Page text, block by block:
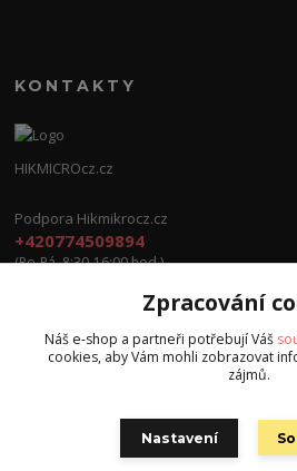
KONTAKTY
HIKMICROcz.cz
Podpora Hikmikrocz.cz
+420774509894
(Po-Pá, 8:30-16:00 hod.)
info@hikmicrocz.cz
Zpracování
Náš e-shop a partneři potřebují Váš
cookies, aby Vám mohli zobrazovat
zájmů.
Nastavení